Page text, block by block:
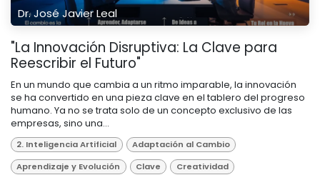
Dr. José Javier Leal
"La Innovación Disruptiva: La Clave para
Reescribir el Futuro"
En un mundo que cambia a un ritmo imparable, la innovación
se ha convertido en una pieza clave en el tablero del progreso
humano. Ya no se trata solo de un concepto exclusivo de las
empresas, sino una...
2. Inteligencia Artificial
Adaptación al Cambio
Aprendizaje y Evolución
Clave
Creatividad